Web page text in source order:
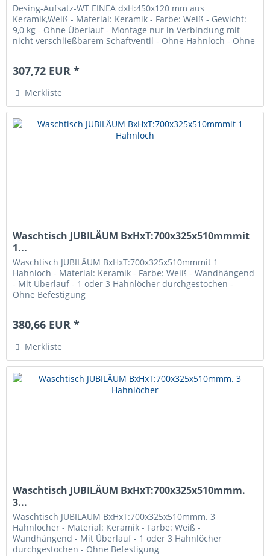
Desing-Aufsatz-WT EINEA dxH:450x120 mm aus
Keramik,Weiß - Material: Keramik - Farbe: Weiß - Gewicht:
9,0 kg - Ohne Überlauf - Montage nur in Verbindung mit
nicht verschließbarem Schaftventil - Ohne Hahnloch - Ohne
307,72 EUR *
Merkliste
Waschtisch JUBILÄUM BxHxT:700x325x510mmmit
1...
Waschtisch JUBILÄUM BxHxT:700x325x510mmmit 1
Hahnloch - Material: Keramik - Farbe: Weiß - Wandhängend
- Mit Überlauf - 1 oder 3 Hahnlöcher durchgestochen -
Ohne Befestigung
380,66 EUR *
Merkliste
Waschtisch JUBILÄUM BxHxT:700x325x510mmm.
3...
Waschtisch JUBILÄUM BxHxT:700x325x510mmm. 3
Hahnlöcher - Material: Keramik - Farbe: Weiß -
Wandhängend - Mit Überlauf - 1 oder 3 Hahnlöcher
durchgestochen - Ohne Befestigung